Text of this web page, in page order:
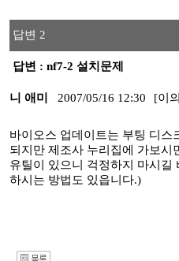
답변 2
답변 : nf7-2 설치문제
니 애미 2007/05/16 12:30 [이
바이오스 업데이트는 부팅 디스
되지만 제조사 누리집에 가보시
유틸이 있으니 걱정하지 마시길
하시는 방법도 있읍니다.)